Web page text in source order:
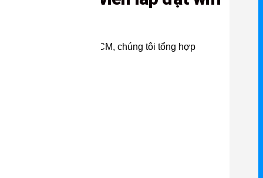
chính hãng tại TPHCM, chúng tôi tổng hợp